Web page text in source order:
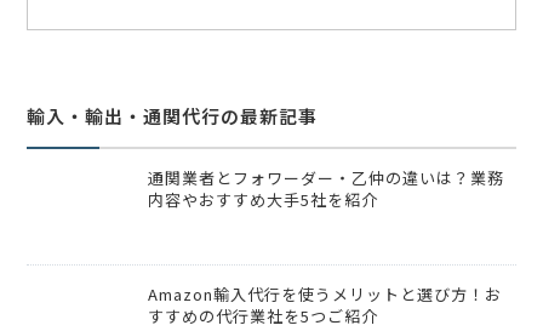
輸入・輸出・通関代行の最新記事
通関業者とフォワーダー・乙仲の違いは？業務
内容やおすすめ大手5社を紹介
Amazon輸入代行を使うメリットと選び方！お
すすめの代行業社を5つご紹介